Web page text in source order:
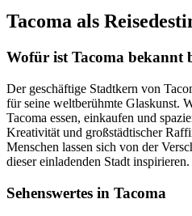
Tacoma als
Wofür ist Tacoma bekannt
Der geschäftige Stadtkern von
für seine weltberühmte Glaskunst.
Tacoma essen, einkaufen und
Kreativität und großstädtischer
Menschen lassen sich von der
dieser einladenden Stadt inspirieren.
Sehenswertes in Tacoma